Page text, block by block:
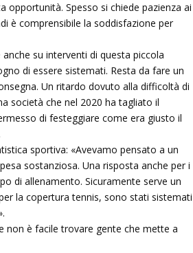
opportunità. Spesso si chiede pazienza ai
è comprensibile la soddisfazione per
anche su interventi di questa piccola
di essere sistemati. Resta da fare un
Un ritardo dovuto alla difficoltà di
società che nel 2020 ha tagliato il
di festeggiare come era giusto il
sportiva: «Avevamo pensato a un
sostanziosa. Una risposta anche per i
di allenamento. Sicuramente serve un
la copertura tennis, sono stati sistemati
non è facile trovare gente che mette a